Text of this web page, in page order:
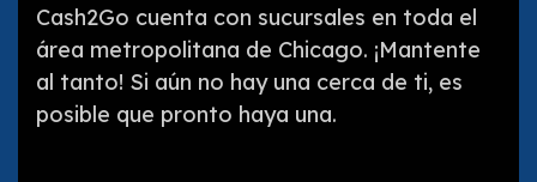
Cash2Go cuenta con sucursales en toda el
área metropolitana de Chicago. ¡Mantente
al tanto! Si aún no hay una cerca de ti, es
posible que pronto haya una.